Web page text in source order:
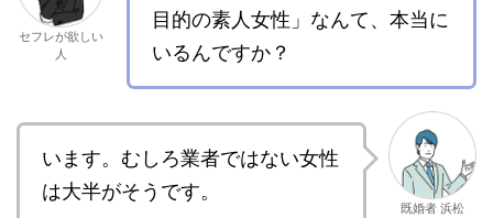
セフレが欲しい
人
目的の素人女性」なんて、本当に
いるんですか？
います。むしろ業者ではない女性
は大半がそうです。
既婚者 浜松